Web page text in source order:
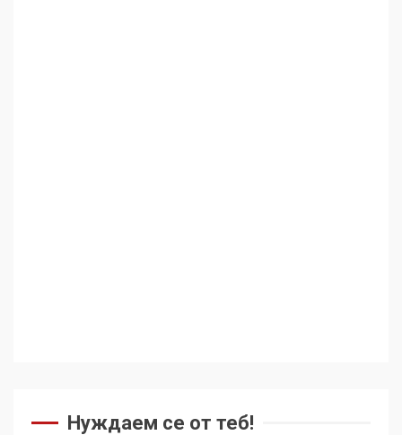
Нуждаем се от теб!